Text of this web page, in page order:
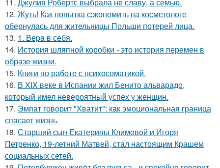
12. Жуть! Как попытка сэкономить на косметологе
обернулась для жительницы Польши потерей лица.
13. 1. Bеpa в себя.
14. История шляпной коробки - это история перемен в
образе жизни.
15. Книги по работе с психосоматикой.
16. В XIX веке в Испании жил Бенито альварадо,
который имел невероятный успех у женщин.
17. Эмпат говорит "Хватит": как эмоциональная граница
спасает жизнь.
18. Старший сын Екатерины Климовой и Игоря
Петренко, 19-летний Матвей, стал настоящим Крашем
социальных сетей.